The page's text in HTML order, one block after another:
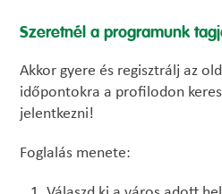
Szeretnél a programunk
Akkor gyere és regisztrálj az
időpontokra a profilodon
jelentkezni!
Foglalás menete: